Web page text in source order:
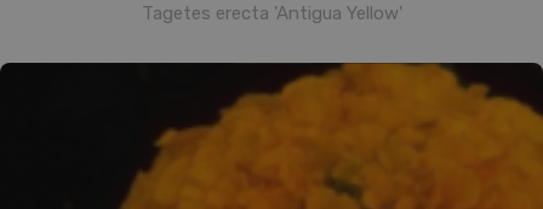
Tagetes erecta 'Antigua Yellow'